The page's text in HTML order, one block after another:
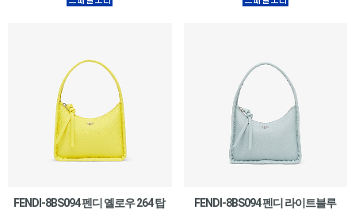
FENDI-8BS094 펜디 옐로우 264 탑
FENDI-8BS094 펜디 라이트블루